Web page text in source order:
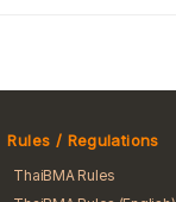
Rules / Regulations
ThaiBMA Rules